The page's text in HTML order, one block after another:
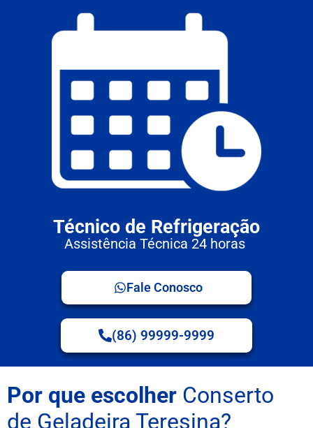
Técnico de Refrigeração
Assistência Técnica 24 horas
Fale Conosco
(86) 99999-9999
Por que escolher Conserto
de Geladeira Teresina?